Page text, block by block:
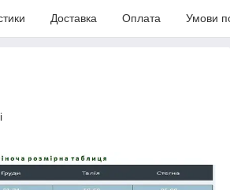
Доставка Оплата Умови